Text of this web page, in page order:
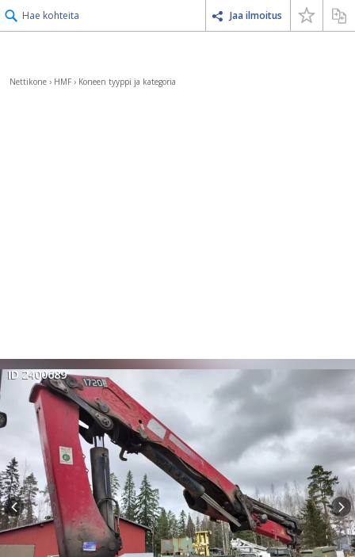
Hae kohteita Jaa ilmoitus
Nettikone › HMF › Koneen tyyppi ja kategoria
ID 2400689